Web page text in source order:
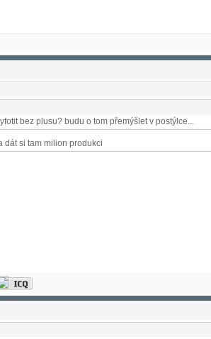
bez plusu? budu o tom přemýšlet v postýlce...
dát si tam milion produkci